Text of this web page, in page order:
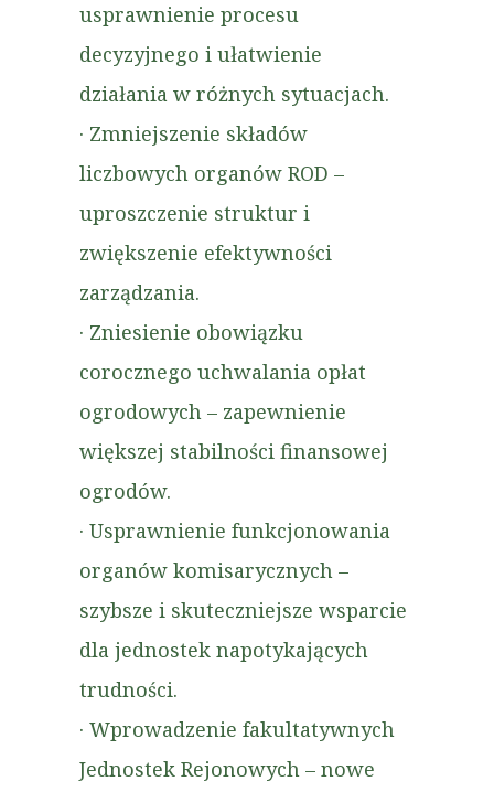
usprawnienie procesu
decyzyjnego i ułatwienie
działania w różnych sytuacjach.
· Zmniejszenie składów
liczbowych organów ROD –
uproszczenie struktur i
zwiększenie efektywności
zarządzania.
· Zniesienie obowiązku
corocznego uchwalania opłat
ogrodowych – zapewnienie
większej stabilności finansowej
ogrodów.
· Usprawnienie funkcjonowania
organów komisarycznych –
szybsze i skuteczniejsze wsparcie
dla jednostek napotykających
trudności.
· Wprowadzenie fakultatywnych
Jednostek Rejonowych – nowe